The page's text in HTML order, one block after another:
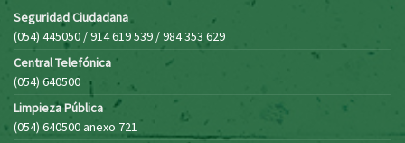
Seguridad Ciudadana
(054) 445050 / 914 619 539 / 984 353 629
Central Telefónica
(054) 640500
Limpieza Pública
(054) 640500 anexo 721